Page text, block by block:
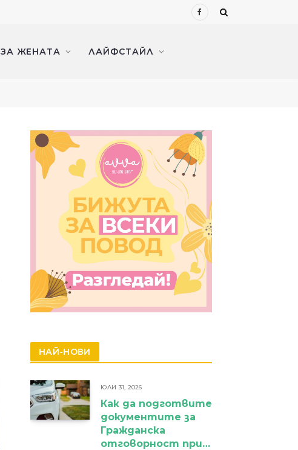
Facebook
ЗА ЖЕНАТА ЛАЙФСТАЙЛ
НАЙ-НОВИ
ЮЛИ 31, 2026
Как да подготвите
документите за
Гражданска
отговорност при